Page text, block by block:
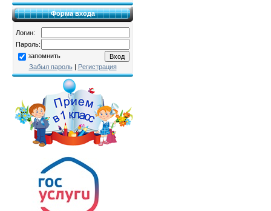
Форма входа
Логин:
Пароль:
запомнить
Забыл пароль| Регистрация